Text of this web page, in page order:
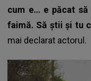
cum e… e păcat
faimă. Să știi și tu
mai declarat actorul.